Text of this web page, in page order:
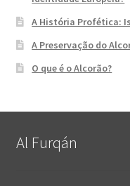
A História Profética:
A Preservação do
O que é o Alcorão?
Al Furqán